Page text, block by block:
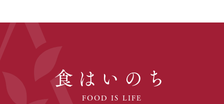
食はいのち
FOOD IS LIFE